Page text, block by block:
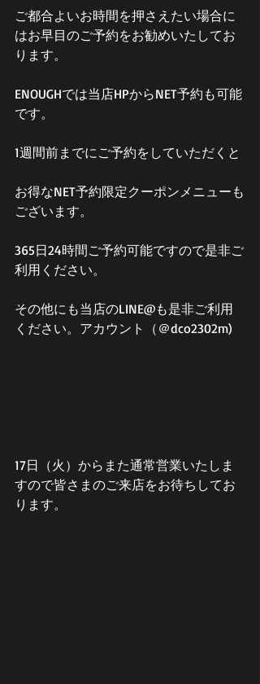
ご都合よいお時間を押さえたい場合に
はお早目のご予約をお勧めいたしてお
ります。
ENOUGHでは当店HPからNET予約も可能
です。
1週間前までにご予約をしていただくと
お得なNET予約限定クーポンメニューも
ございます。
365日24時間ご予約可能ですので是非ご
利用ください。
その他にも当店のLINE@も是非ご利用
ください。アカウント（＠dco2302m)
17日（火）からまた通常営業いたしま
すので皆さまのご来店をお待ちしてお
ります。